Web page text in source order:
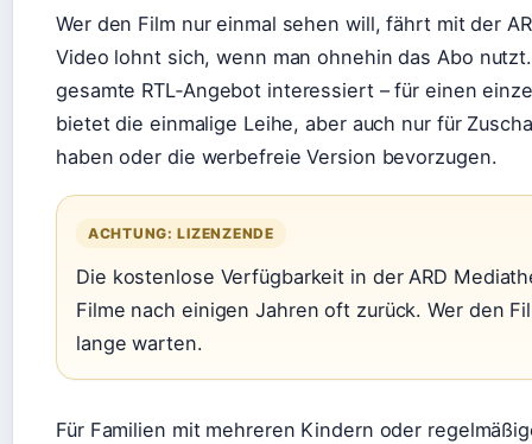
Wer den Film nur einmal sehen will, fährt mit der
Video lohnt sich, wenn man ohnehin das Abo
gesamte RTL‑Angebot interessiert – für einen
bietet die einmalige Leihe, aber auch nur für
haben oder die werbefreie Version bevorzugen.
ACHTUNG: LIZENZENDE
Die kostenlose Verfügbarkeit in der ARD
Filme nach einigen Jahren oft zurück. Wer den
lange warten.
Für Familien mit mehreren Kindern oder